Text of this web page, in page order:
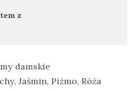
z
damskie
, Jaśmin, Piżmo, Róża